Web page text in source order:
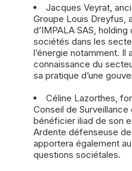
Jacques Veyrat,
Groupe Louis Dreyfus,
d’IMPALA SAS,
sociétés dans les
l’énergie notamment. Il
connaissance du
sa pratique d’une
Céline Lazorthes,
Conseil de
bénéficier iliad de son
Ardente défenseuse de
apportera également
questions sociétales.